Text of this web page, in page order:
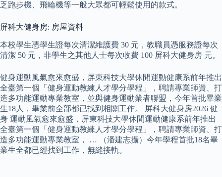
乏跑步機、飛輪機等一般大眾都可輕鬆使用的款式。
屏科大健身房: 房屋資料
本校學生憑學生證每次清潔維護費 30 元，教職員憑服務證每次
清潔 50 元，非學生之其他人士每次收費 100 屏科大健身房 元。
健身運動風氣愈來愈盛，屏東科技大學休閒運動健康系前年推出
全臺第一個「健身運動教練人才學分學程」，聘請專業師資、打
造多功能運動專業教室，並與健身運動業者聯盟，今年首批畢業
生18人，畢業前全部都已找到相關工作。 屏科大健身房2026 健
身 運動風氣愈來愈盛，屏東科技大學休閒運動健康系前年推出
全臺第一個「健身運動教練人才學分學程」，聘請專業師資、打
造多功能運動專業教室， … （潘建志攝）今年學程首批18名畢
業生全都已經找到工作，無縫接軌。